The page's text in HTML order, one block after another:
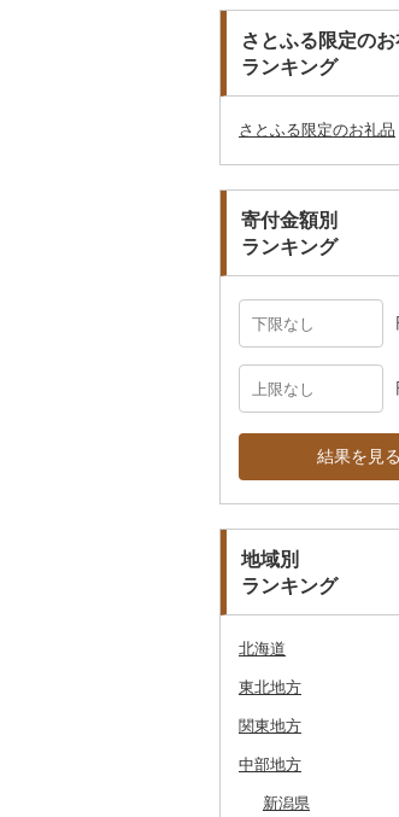
その他靴・履物
ス
ピアス・イヤリ
その他アクセサ
ショール・スト
マフラー・手袋
美濃焼
村上木彫堆朱
播州そろばん
美濃和紙
ラワー
その他花
さとふる限定の
ランキング
さとふる限定のお礼品
寄付金額別
ランキング
結果を見る
地域別
ランキング
北海道
安平町
八雲町
鹿部町
江差町
東北地方
青森県
十和田市
大鰐町
岩手県
宮古市
宮城県
関東地方
茨城県
土浦市
栃木県
中部地方
新潟県